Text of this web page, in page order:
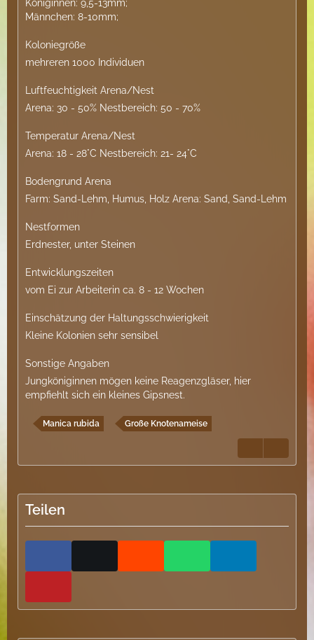
Königinnen: 9,5-13mm;
Männchen: 8-10mm;
Koloniegröße
mehreren 1000 Individuen
Luftfeuchtigkeit Arena/Nest
Arena: 30 - 50% Nestbereich: 50 - 70%
Temperatur Arena/Nest
Arena: 18 - 28°C Nestbereich: 21- 24°C
Bodengrund Arena
Farm: Sand-Lehm, Humus, Holz Arena: Sand, Sand-Lehm
Nestformen
Erdnester, unter Steinen
Entwicklungszeiten
vom Ei zur Arbeiterin ca. 8 - 12 Wochen
Einschätzung der Haltungsschwierigkeit
Kleine Kolonien sehr sensibel​
Sonstige Angaben
​Jungköniginnen mögen keine Reagenzgläser, hier
empfiehlt sich ein kleines Gipsnest.
Manica rubida Große Knotenameise
Teilen